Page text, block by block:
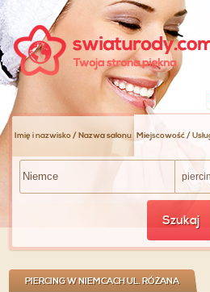
Imię i nazwisko / Nazwa salonu Miejscowość /
Szukaj
PIERCING W NIEMCACH UL. RÓŻANA